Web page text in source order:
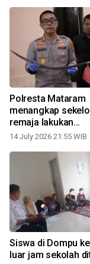
Polresta Mataram
menangkap
remaja lakukan
pengeroyokan
14 July 2026 21:55 WIB
Siswa di Dompu
luar jam sekolah